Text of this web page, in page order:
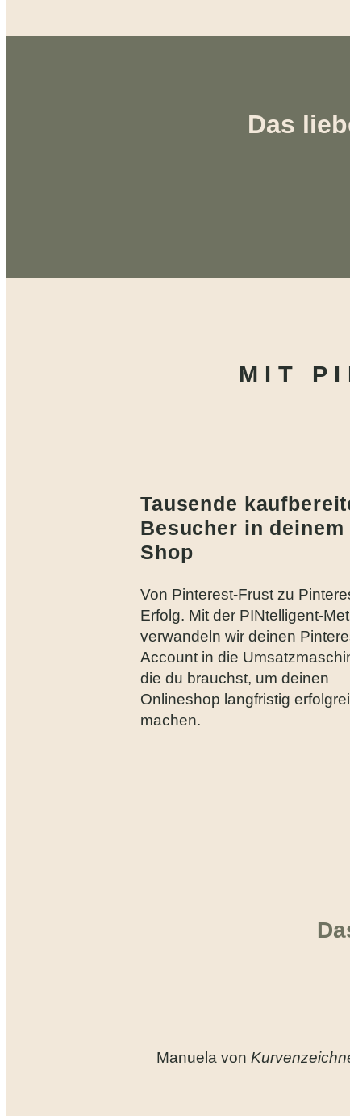
Das
MIT
Tausende
Besucher in deinem
Shop
Von Pinterest-Frust zu
Erfolg. Mit der PINtelligent-
verwandeln wir deinen
Account in die
die du brauchst, um deinen
Onlineshop langfristig
machen.
Manuela von